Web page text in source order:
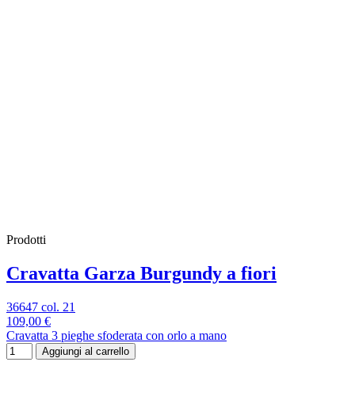
Prodotti
Cravatta Garza Burgundy a fiori
36647 col. 21
109,00 €
Cravatta 3 pieghe sfoderata con orlo a mano
Aggiungi al carrello